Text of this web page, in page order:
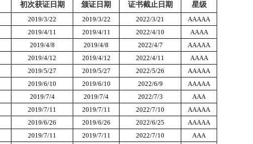
初次获证日期 颁证日期 证书截止日期 星级
2019/3/22 2019/3/22 2022/3/21
AAAAA
2019/4/11 2019/4/11 2022/4/10
AAAA
2019/4/8 2019/4/8 2022/4/7
AAAAA
2019/4/12 2019/4/12 2022/4/11
AAAA
2019/5/27 2019/5/27 2022/5/26
AAAAA
2019/6/10 2019/6/10 2022/6/9
AAAAA
2019/7/4 2019/7/4 2022/7/3
AAA
2019/7/11 2019/7/11 2022/7/10
AAAAA
2019/6/26 2019/6/26 2022/6/25
AAAAA
2019/7/11 2019/7/11 2022/7/10
AAA